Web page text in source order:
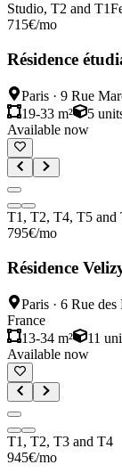
Studio, T2 and T1
715€/mo
Résidence
Paris · 9 Rue
19-33 m²
5
Available now
T1, T2, T4, T5 and
795€/mo
Résidence
Paris · 6 Rue
France
13-34 m²
11
Available now
T1, T2, T3 and T4
945€/mo